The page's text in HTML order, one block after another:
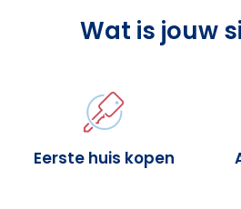
Wat is jouw
Eerste huis kopen